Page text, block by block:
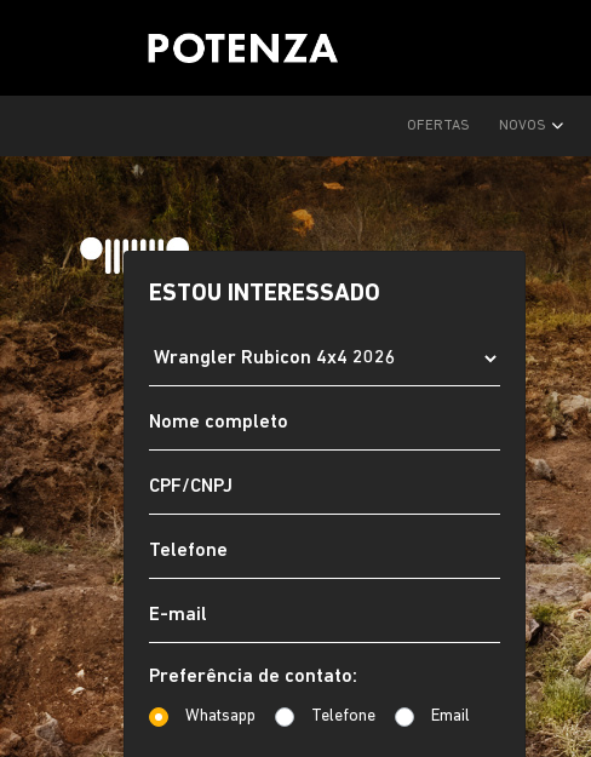
OFERTAS NOVOS
ESTOU INTERESSADO
Preferência de contato:
Whatsapp Telefone Email